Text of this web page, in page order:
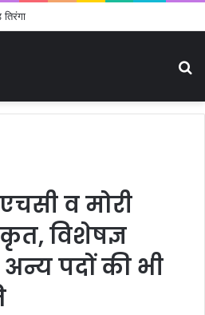
व मोरी
विशेषज्ञ
अन्य पदों की भी